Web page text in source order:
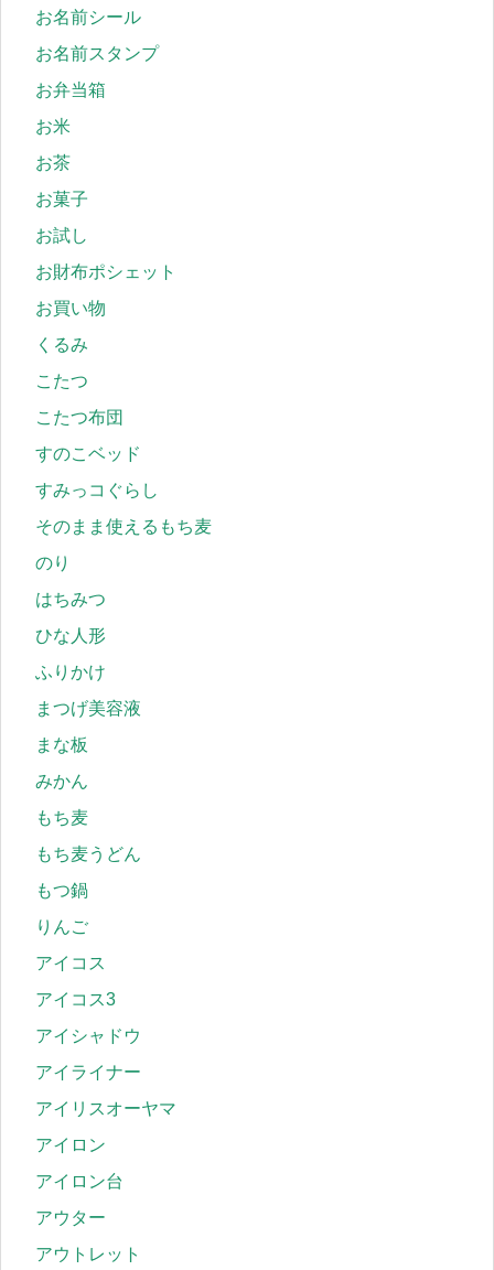
お名前シール
お名前スタンプ
お弁当箱
お米
お茶
お菓子
お試し
お財布ポシェット
お買い物
くるみ
こたつ
こたつ布団
すのこベッド
すみっコぐらし
そのまま使えるもち麦
のり
はちみつ
ひな人形
ふりかけ
まつげ美容液
まな板
みかん
もち麦
もち麦うどん
もつ鍋
りんご
アイコス
アイコス3
アイシャドウ
アイライナー
アイリスオーヤマ
アイロン
アイロン台
アウター
アウトレット